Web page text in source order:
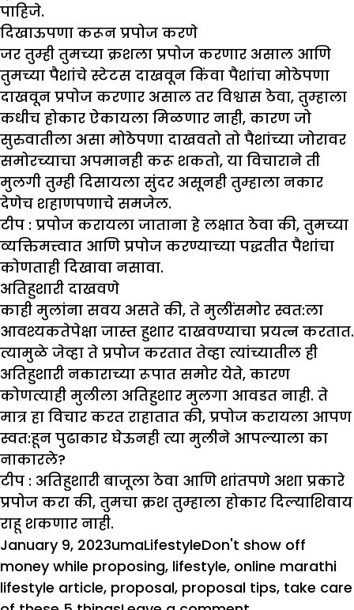
पाहिजे.
दिखाऊपणा करून प्रपोज करणे
जर तुम्ही तुमच्या क्रशला प्रपोज करणार असाल आणि
तुमच्या पैशांचे स्टेटस दाखवून किंवा पैशांचा मोठेपणा
दाखवून प्रपोज करणार असाल तर विश्वास ठेवा, तुम्हाला
कधीच होकार ऐकायला मिळणार नाही, कारण जो
सुरुवातीला असा मोठेपणा दाखवतो तो पैशांच्या जोरावर
समोरच्याचा अपमानही करू शकतो, या विचाराने ती
मुलगी तुम्ही दिसायला सुंदर असूनही तुम्हाला नकार
देणेच शहाणपणाचे समजेल.
टीप : प्रपोज करायला जाताना हे लक्षात ठेवा की, तुमच्या
व्यक्तिमत्त्वात आणि प्रपोज करण्याच्या पद्धतीत पैशांचा
कोणताही दिखावा नसावा.
अतिहुशारी दाखवणे
काही मुलांना सवय असते की, ते मुलींसमोर स्वत:ला
आवश्यकतेपेक्षा जास्त हुशार दाखवण्याचा प्रयत्न करतात.
त्यामुळे जेव्हा ते प्रपोज करतात तेव्हा त्यांच्यातील ही
अतिहुशारी नकाराच्या रूपात समोर येते, कारण
कोणत्याही मुलीला अतिहुशार मुलगा आवडत नाही. ते
मात्र हा विचार करत राहातात की, प्रपोज करायला आपण
स्वत:हून पुढाकार घेऊनही त्या मुलीने आपल्याला का
नाकारले?
टीप : अतिहुशारी बाजूला ठेवा आणि शांतपणे अशा प्रकारे
प्रपोज करा की, तुमचा क्रश तुम्हाला होकार दिल्याशिवाय
राहू शकणार नाही.
Posted
on
January 9, 2023Author
umaCategories
LifestyleTags
Don't show off
money while proposing, lifestyle, online marathi
lifestyle article, proposal, proposal tips, take care